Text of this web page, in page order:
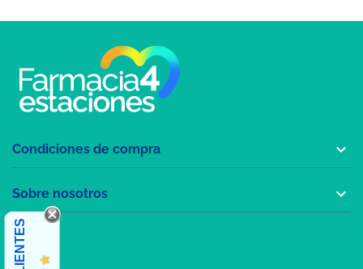
Condiciones de compra 
Sobre nosotros 